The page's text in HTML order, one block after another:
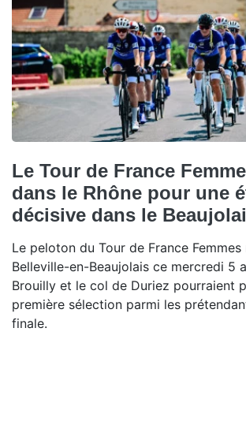
Le Tour de France
dans le Rhône pour une
décisive dans le
Le peloton du Tour de France
Belleville-en-Beaujolais ce mercredi 5
Brouilly et le col de Duriez pourraient
première sélection parmi les
finale.